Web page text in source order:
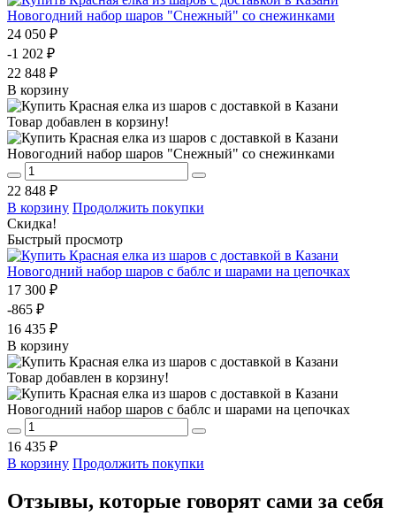
Новогодний набор шаров "Снежный" со снежинками
24 050 ₽
-1 202 ₽
22 848 ₽
В корзину
Товар добавлен в корзину!
Новогодний набор шаров "Снежный" со снежинками
22 848 ₽
В корзину Продолжить покупки
Скидка!
Быстрый просмотр
Новогодний набор шаров с баблс и шарами на цепочках
17 300 ₽
-865 ₽
16 435 ₽
В корзину
Товар добавлен в корзину!
Новогодний набор шаров с баблс и шарами на цепочках
16 435 ₽
В корзину Продолжить покупки
Отзывы, которые говорят сами за себя